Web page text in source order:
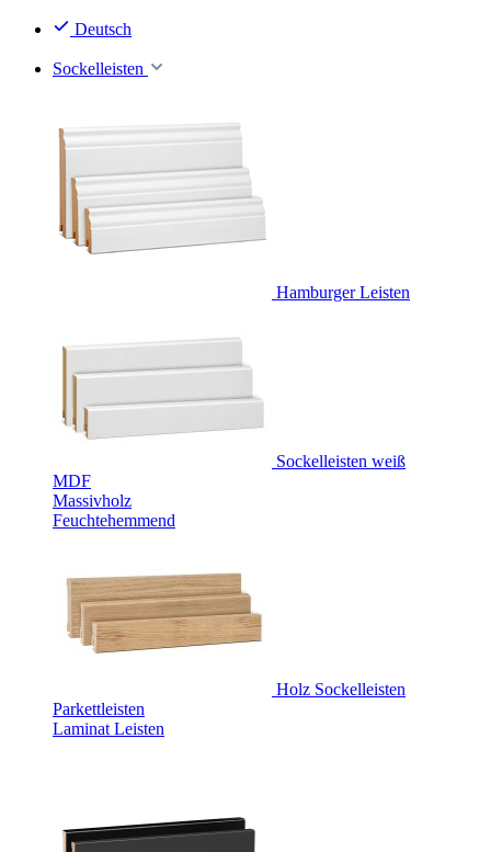
Deutsch
Sockelleisten
Hamburger Leisten
Sockelleisten weiß
MDF
Massivholz
Feuchtehemmend
Holz Sockelleisten
Parkettleisten
Laminat Leisten